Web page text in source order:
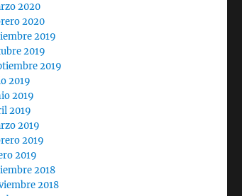
2020
2020
2019
2019
2019
2019
2019
2019
2019
2019
2019
2018
2018